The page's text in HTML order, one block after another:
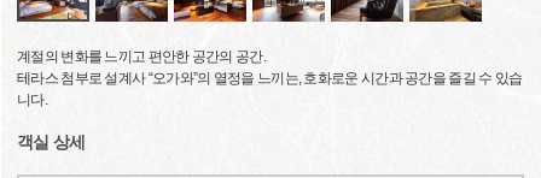
계절의 변화를 느끼고 편안한 공간의 공간.
테라스 첨부로 설계사 “오가와”의 열정을 느끼는, 호화로운 시간과 공간을 즐길 수 있습
니다.
객실 상세